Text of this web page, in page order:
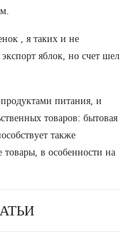
, я таких и не
яблок, но счет шел
продуктами питания, и
товаров: бытовая
также
товары, в особенности на